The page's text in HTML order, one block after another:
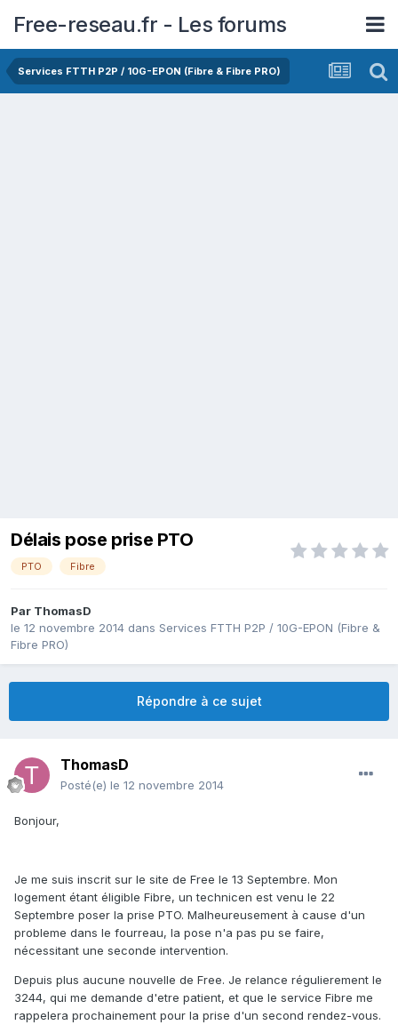
Free-reseau.fr - Les forums
Services FTTH P2P / 10G-EPON (Fibre & Fibre PRO)
Délais pose prise PTO
PTO Fibre
Par ThomasD
le 12 novembre 2014 dans Services FTTH P2P / 10G-EPON (Fibre &
Fibre PRO)
Répondre à ce sujet
ThomasD
Posté(e) le 12 novembre 2014
Bonjour,
Je me suis inscrit sur le site de Free le 13 Septembre. Mon
logement étant éligible Fibre, un technicen est venu le 22
Septembre poser la prise PTO. Malheureusement à cause d'un
probleme dans le fourreau, la pose n'a pas pu se faire,
nécessitant une seconde intervention.
Depuis plus aucune nouvelle de Free. Je relance régulierement le
3244, qui me demande d'etre patient, et que le service Fibre me
rappelera prochainement pour la prise d'un second rendez-vous.